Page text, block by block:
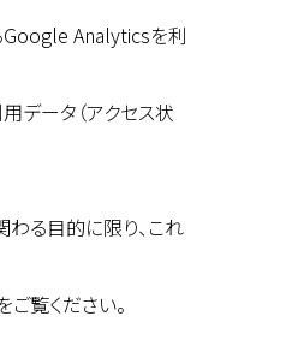
Google Analyticsを利
データ（アクセス状
る目的に限り、これ
覧ください。